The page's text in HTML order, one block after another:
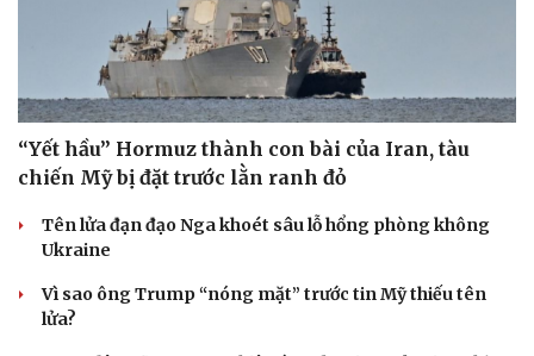
“Yết hầu” Hormuz thành con bài của Iran, tàu
chiến Mỹ bị đặt trước lằn ranh đỏ
Tên lửa đạn đạo Nga khoét sâu lỗ hổng phòng không
Ukraine
Vì sao ông Trump “nóng mặt” trước tin Mỹ thiếu tên
lửa?